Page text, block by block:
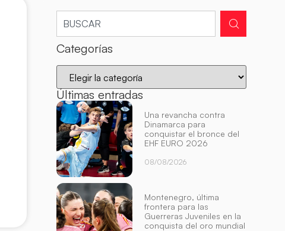
Categorías
Últimas entradas
Una revancha contra
Dinamarca para
conquistar el bronce del
EHF EURO 2026
08/08/2026
Montenegro, última
frontera para las
Guerreras Juveniles en la
conquista del oro mundial